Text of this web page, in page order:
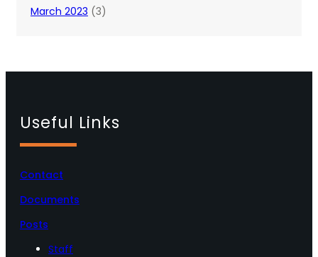
March 2023 (3)
Useful Links
Contact
Documents
Posts
Staff